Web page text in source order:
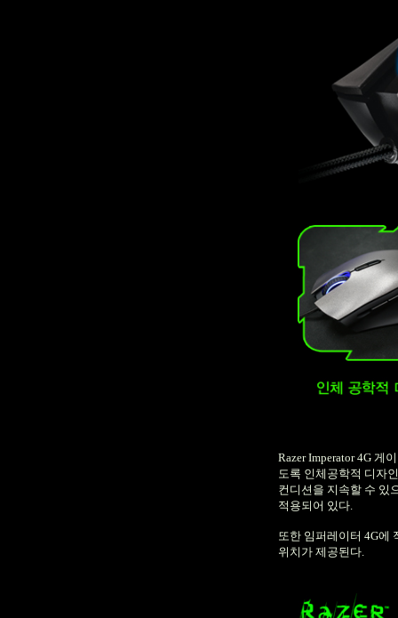
Razer Imperator 4G 게
도록 인체공학적 디자
컨디션을 지속할 수 있
적용되어 있다.
또한 임퍼레이터 4G에
위치가 제공된다.